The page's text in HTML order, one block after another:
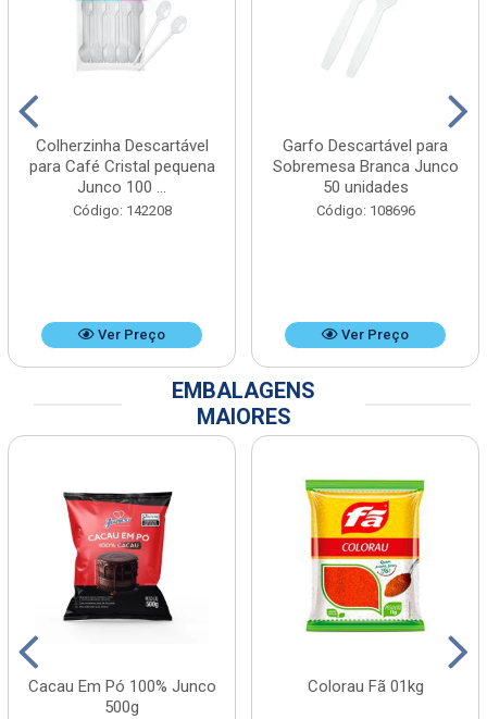
Colherzinha Descartável
para Café Cristal pequena
Junco 100 ...
Código: 142208
Ver Preço
Garfo Descartável para
Sobremesa Branca Junco
50 unidades
Código: 108696
Ver Preço
EMBALAGENS
MAIORES
Cacau Em Pó 100% Junco
500g
Colorau Fã 01kg